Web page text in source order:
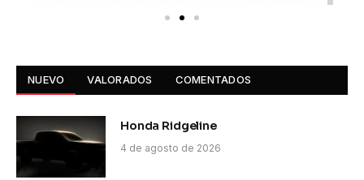
NUEVO VALORADOS COMENTADOS
Honda Ridgeline
4 de agosto de 2026